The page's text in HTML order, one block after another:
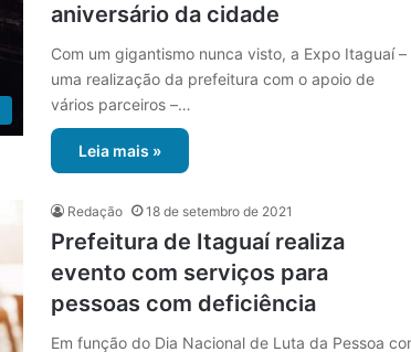
aniversário da cidade
Com um gigantismo nunca visto, a Expo Itaguaí –
uma realização da prefeitura com o apoio de
vários parceiros –…
Leia mais »
Redação 18 de setembro de 2021
Prefeitura de Itaguaí realiza
evento com serviços para
pessoas com deficiência
Em função do Dia Nacional de Luta da Pessoa